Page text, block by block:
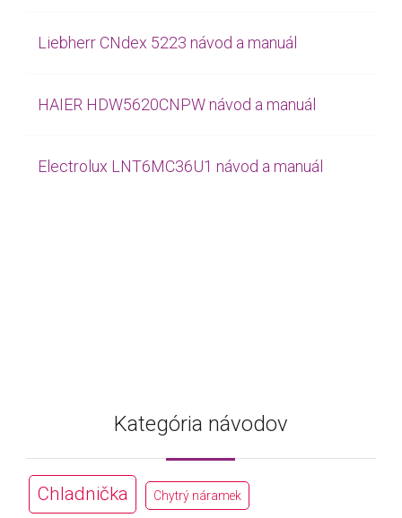
Liebherr CNdex 5223 návod a manuál
HAIER HDW5620CNPW návod a manuál
Electrolux LNT6MC36U1 návod a manuál
Kategória návodov
Chladnička Chytrý náramek